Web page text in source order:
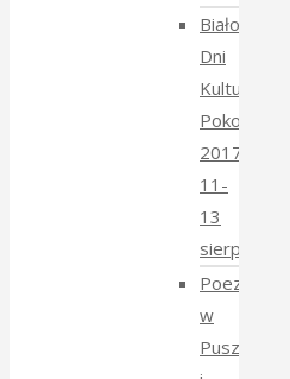
Białowieskie
Dni
Kultury
Pokoju
2017
11-
13
sierpnia
Poezja
w
Puszczy